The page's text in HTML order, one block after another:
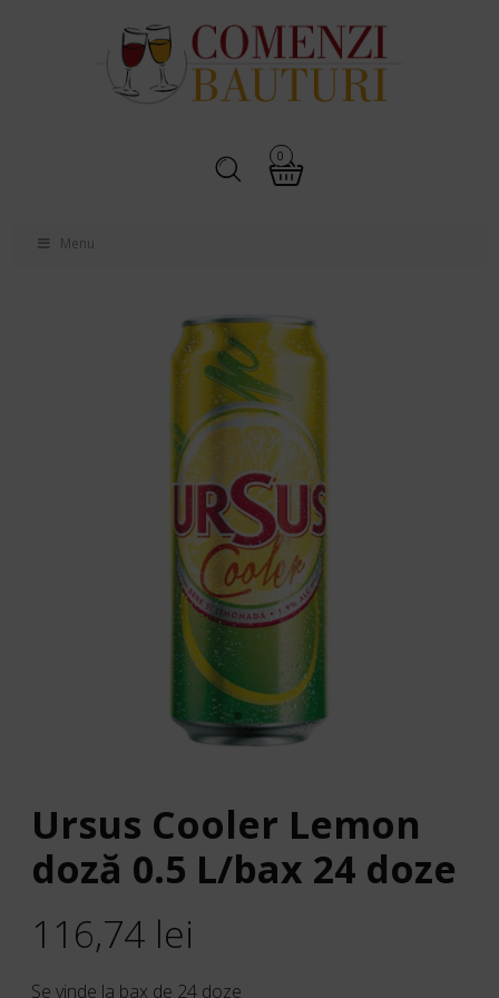
0
Menu
Ursus Cooler Lemon
doză 0.5 L/bax 24 doze
116,74 lei
Se vinde la bax de 24 doze